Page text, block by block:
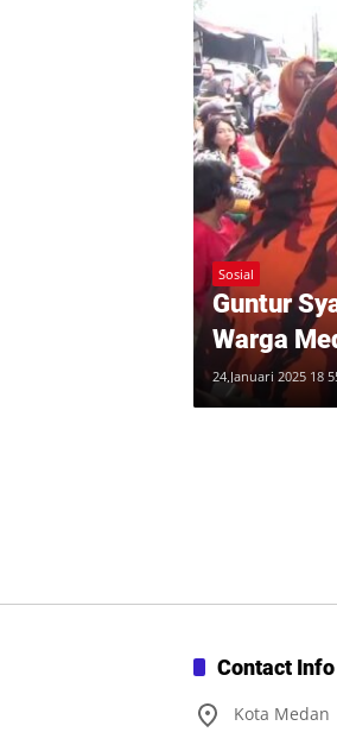
Sosial
Guntur
Warga
24,Januari 2025 18
Contact Info
Kota Medan